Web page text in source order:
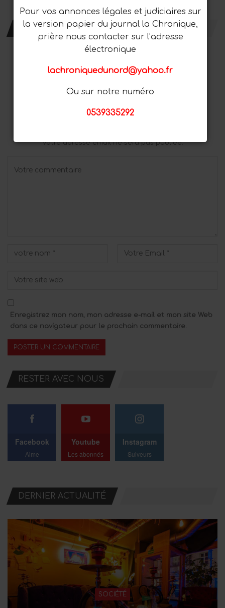
LAISSER UN COMMENTAIRE
Votre adresse email ne sera pas publiée.
Enregistrez mon nom, mon adresse e-mail et mon site Web
dans ce navigateur pour le prochain commentaire.
RESTER AVEC NOUS
Facebook
Aime
Youtube
Les abonnés
Instagram
Suiveurs
DERNIER ACTUALITÉ
SOCIÉTÉ
Pour vos annonces légales et judiciaires sur
la version papier du journal la Chronique,
prière nous contacter sur l’adresse
électronique
lachroniquedunord@yahoo.fr
Ou sur notre numéro
0539335292